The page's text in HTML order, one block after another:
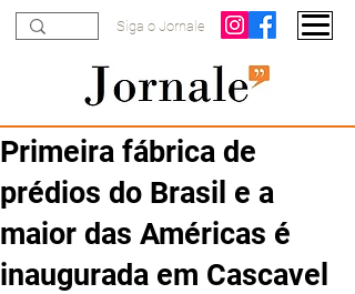
Siga o Jornale
Primeira fábrica de
prédios do Brasil e a
maior das Américas é
inaugurada em Cascavel